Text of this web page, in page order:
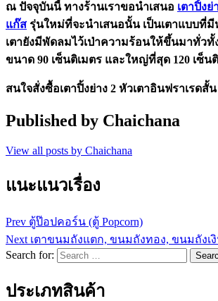
ณ ปัจจุบันนี้ ทางร้านเราขอนำเสนอ เตาปิ้งย่
แก๊ส รุ่นใหม่ที่จะนำเสนอนั้น เป็นเตาแบบที่มี
เตายังมีพัดลมไว้เป่าความร้อนให้ขึ้นมาทั่ว
ขนาด 90 เซ็นติเมตร และใหญ่ที่สุด 120 เซ็
สนใจสั่งซื้อเตาปิ้งย่าง 2 หัวเตาอินฟราเรดสั้น
Published by Chaichana
View all posts by Chaichana
แนะแนวเรื่อง
Prev ตู้ป๊อปคอร์น (ตู้ Popcorn)
Next เตาขนมถังแตก, ขนมถังทอง, ขนมถังเ
Search for:
ประเภทสินค้า